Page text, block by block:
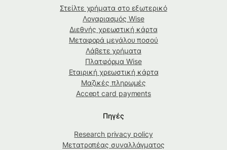
Στείλτε χρήματα στο εξωτερικό
Λογαριασμός Wise
Διεθνής χρεωστική κάρτα
Μεταφορά μεγάλου ποσού
Λάβετε χρήματα
Πλατφόρμα Wise
Εταιρική χρεωστική κάρτα
Μαζικές πληρωμές
Accept card payments
Πηγές
Research privacy policy
Μετατροπέας συναλλάγματος